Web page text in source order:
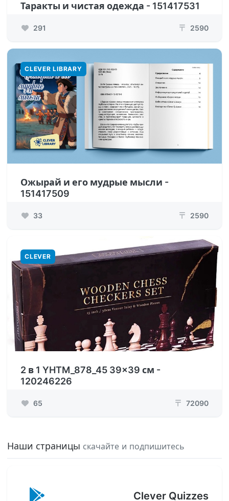
Таракты и чистая одежда - 151417531
291 ₸ 2590
CLEVER LIBRARY
Ожырай и его мудрые мысли -
151417509
33 ₸ 2590
CLEVER
2 в 1 YHTM_878_45 39x39 см -
120246226
65 ₸ 72090
Наши страницы скачайте и подпишитесь
Clever Quizzes